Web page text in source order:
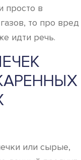
просто в
то про вред
идти речь.
или сырые,